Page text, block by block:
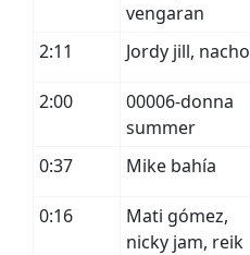
vengaran
2:11 Jordy jill, nacho
2:00
00006-donna
summer
0:37
Mike bahía
0:16
Mati gómez,
nicky jam, reik